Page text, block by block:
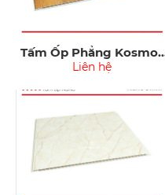
Tấm Ốp Phẳng Kosmos
Nano09-004
Liên hệ